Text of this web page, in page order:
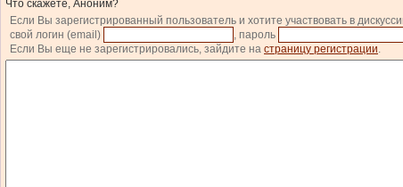
Что скажете, Аноним?
Если Вы зарегистрированный пользователь и хотите участвовать в
свой логин (email)
, пароль
Если Вы еще не зарегистрировались, зайдите на страницу регистрации.